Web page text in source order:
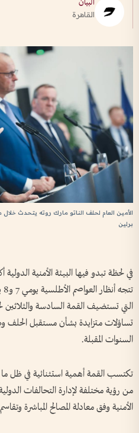
البيان
القاهرة
الأمين العام لحلف الناتو مارك روته يتحدث
برلين
في لحظة تبدو فيها البيئة الأمنية الدولية
التي تستضيف القمة السادسة
تساؤلات متزايدة بشأن مستقبل الحلف
السنوات المقبلة.
تكتسب القمة أهمية استثنائية في ظل ما
من رؤية مختلفة لإدارة التحالفات
الأمنية وفق معادلة المصالح المباشرة